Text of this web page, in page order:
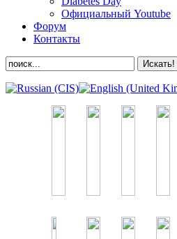
Официальный Youtube
Форум
Контакты